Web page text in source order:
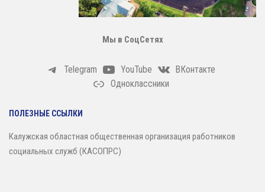
Мы в СоцСетях
Telegram YouTube
ВКонтакте
Одноклассники
ПОЛЕЗНЫЕ ССЫЛКИ
Калужская областная общественная организация работников
социальных служб (КАСОПРС)